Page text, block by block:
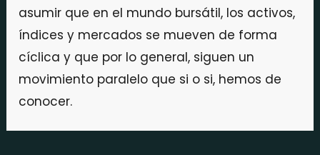
asumir que en el mundo bursátil, los activos,
índices y mercados se mueven de forma
cíclica y que por lo general, siguen un
movimiento paralelo que si o si, hemos de
conocer.